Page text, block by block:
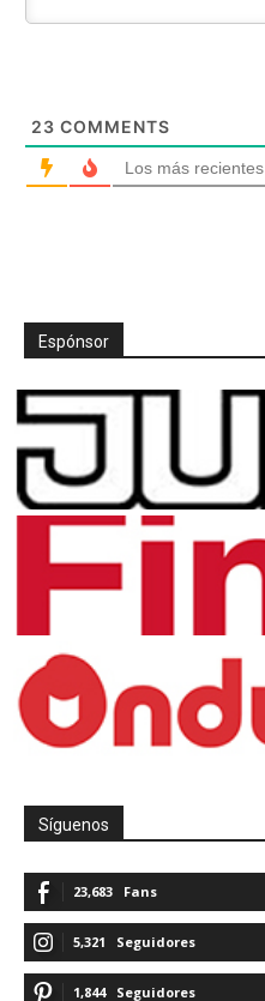
23 COMMENTS
Los más recientes
Espónsor
Síguenos
23,683 Fans
5,321 Seguidores
1,844 Seguidores